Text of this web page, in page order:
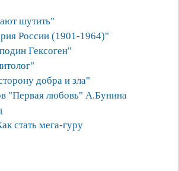
шутить"
России (1901-1964)"
Гексоген"
добра и зла"
"Первая любовь" А.Бунина
стать мега-гуру